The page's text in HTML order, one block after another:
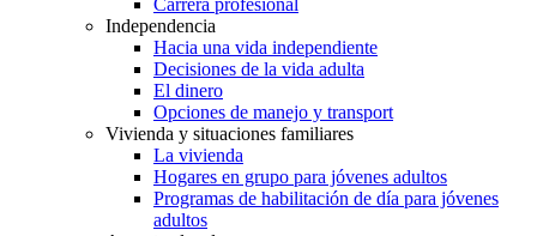
Independencia
Hacia una vida independiente
Decisiones de la vida adulta
El dinero
Opciones de manejo y transport
Vivienda y situaciones familiares
La vivienda
Hogares en grupo para jóvenes adultos
Programas de habilitación de día para jóvenes
adultos